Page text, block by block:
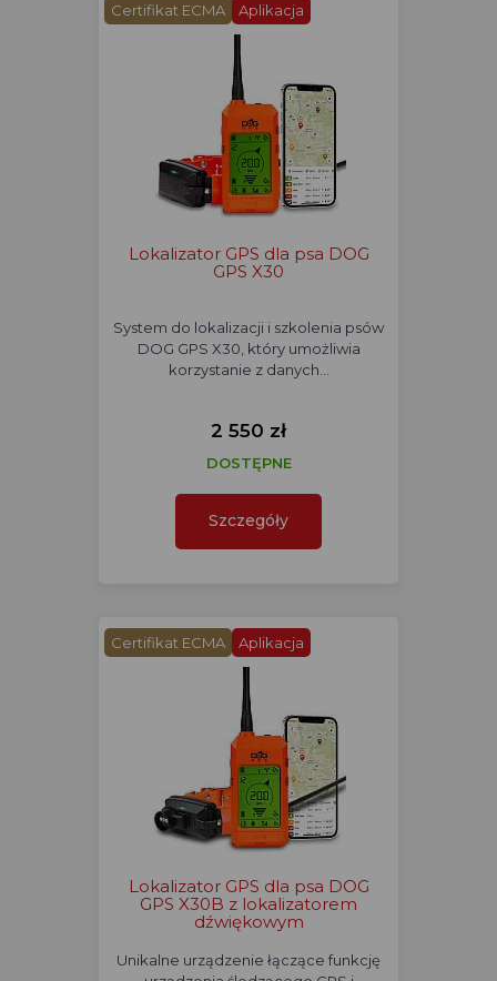
Certifikat ECMA Aplikacja
Lokalizator GPS dla psa DOG
GPS X30
System do lokalizacji i szkolenia psów
DOG GPS X30, który umożliwia
korzystanie z danych…
2 550 zł
DOSTĘPNE
Szczegóły
Certifikat ECMA Aplikacja
Lokalizator GPS dla psa DOG
GPS X30B z lokalizatorem
dźwiękowym
Unikalne urządzenie łączące funkcję